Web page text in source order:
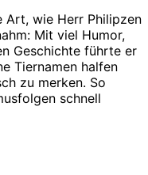
Art, wie Herr Philipzen
Mit viel Humor,
Geschichte führte er
Tiernamen halfen
zu merken. So
schnell